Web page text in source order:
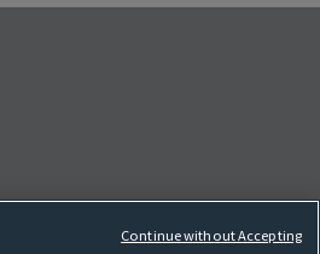
クッキー設定
サイトマップ
Continue without Accepting